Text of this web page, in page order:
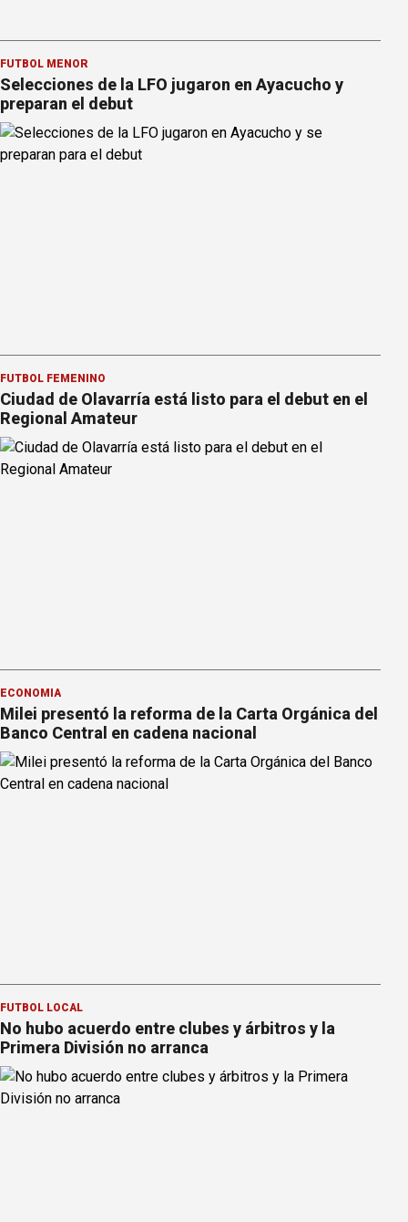
FÚTBOL MENOR
Selecciones de la LFO jugaron en Ayacucho y
preparan el debut
FÚTBOL FEMENINO
Ciudad de Olavarría está listo para el debut en el
Regional Amateur
ECONOMÍA
Milei presentó la reforma de la Carta Orgánica del
Banco Central en cadena nacional
FÚTBOL LOCAL
No hubo acuerdo entre clubes y árbitros y la
Primera División no arranca